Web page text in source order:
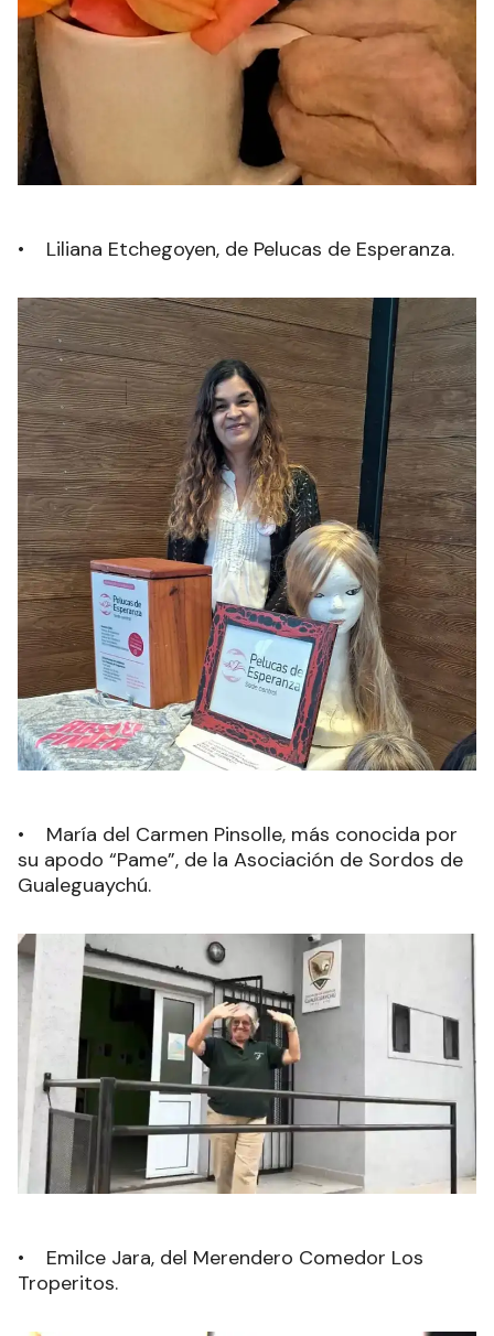
• Liliana Etchegoyen, de Pelucas de Esperanza.
• María del Carmen Pinsolle, más conocida por
su apodo “Pame”, de la Asociación de Sordos de
Gualeguaychú.
• Emilce Jara, del Merendero Comedor Los
Troperitos.